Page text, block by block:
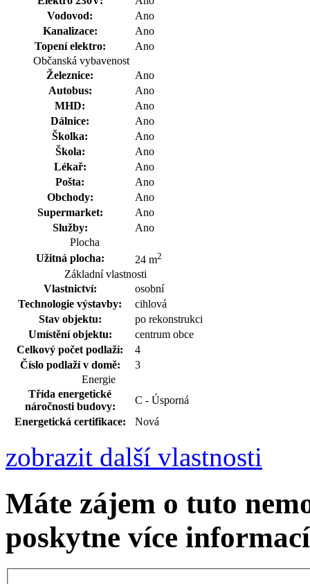
Vodovod:
Ano
Kanalizace:
Ano
Topení elektro:
Ano
Občanská vybavenost
Železnice:
Ano
Autobus:
Ano
MHD:
Ano
Dálnice:
Ano
Školka:
Ano
Škola:
Ano
Lékař:
Ano
Pošta:
Ano
Obchody:
Ano
Supermarket:
Ano
Služby:
Ano
Plocha
Užitná plocha:
24 m2
Základní vlastnosti
Vlastnictví:
osobní
Technologie výstavby:
cihlová
Stav objektu:
po rekonstrukci
Umístění objektu:
centrum obce
Celkový počet podlaží:
4
Číslo podlaží v domě:
3
Energie
Třída energetické
náročnosti budovy:
C - Úsporná
Energetická certifikace:
Nová
zobrazit další vlastnosti
Máte zájem o tuto
poskytne více